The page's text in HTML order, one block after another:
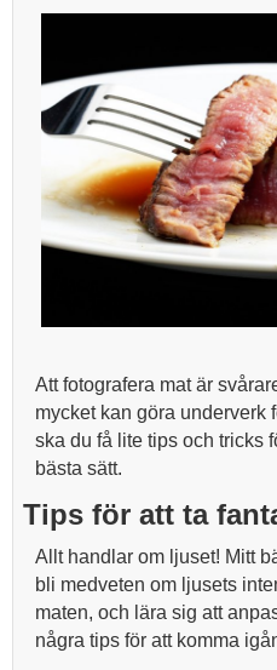
Att fotografera mat är
mycket kan göra underverk
ska du få lite tips och tricks
bästa sätt.
Tips för att ta
Allt handlar om ljuset! Mitt
bli medveten om ljusets
maten, och lära sig att
några tips för att komma